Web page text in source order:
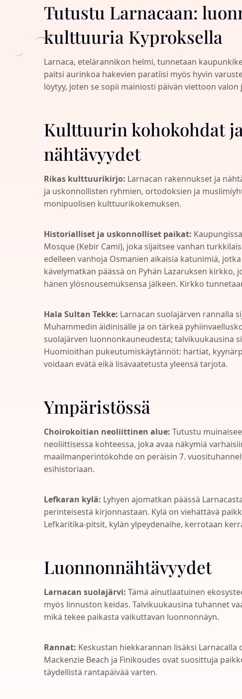
Tutustu Larnacaan:
kulttuuria Kyproksella
Larnaca, etelärannikon helmi, tunnetaan
paitsi aurinkoa hakevien paratiisi myös hyvin
löytyy, joten se sopii mainiosti päivän viettoon valon
Kulttuurin kohokohdat
nähtävyydet
Rikas kulttuurikirjo: Larnacan rakennukset ja
ja uskonnollisten ryhmien, ortodoksien ja
monipuolisen kulttuurikokemuksen.
Historialliset ja uskonnolliset paikat:
Mosque (Kebir Cami), joka sijaitsee vanhan
edelleen vanhoja Osmanien aikaisia katunimiä,
kävelymatkan päässä on Pyhän Lazaruksen
hänen ylösnousemuksensa jälkeen. Kirkko
Hala Sultan Tekke: Larnacan suolajärven rannalla
Muhammedin äidinisälle ja on tärkeä
suolajärven luonnonkauneudesta; talvikuukausina
Huomioithan pukeutumiskäytännöt: hartiat,
voidaan evätä eikä lisävaatetusta yleensä tarjota.
Ympäristössä
Choirokoitian neoliittinen alue: Tutustu
neoliittisessa kohteessa, joka avaa näkymiä
maailmanperintökohde on peräisin 7.
esihistoriaan.
Lefkaran kylä: Lyhyen ajomatkan päässä
perinteisestä kirjonnastaan. Kylä on viehättävä
Lefkaritika-pitsit, kylän ylpeydenaihe, kerrotaan
Luonnonnähtävyydet
Larnacan suolajärvi: Tämä ainutlaatuinen
myös linnuston keidas. Talvikuukausina tuhannet
mikä tekee paikasta vaikuttavan luonnonnäyn.
Rannat: Keskustan hiekkarannan lisäksi
Mackenzie Beach ja Finikoudes ovat suosittuja
täydellistä rantapäivää varten.